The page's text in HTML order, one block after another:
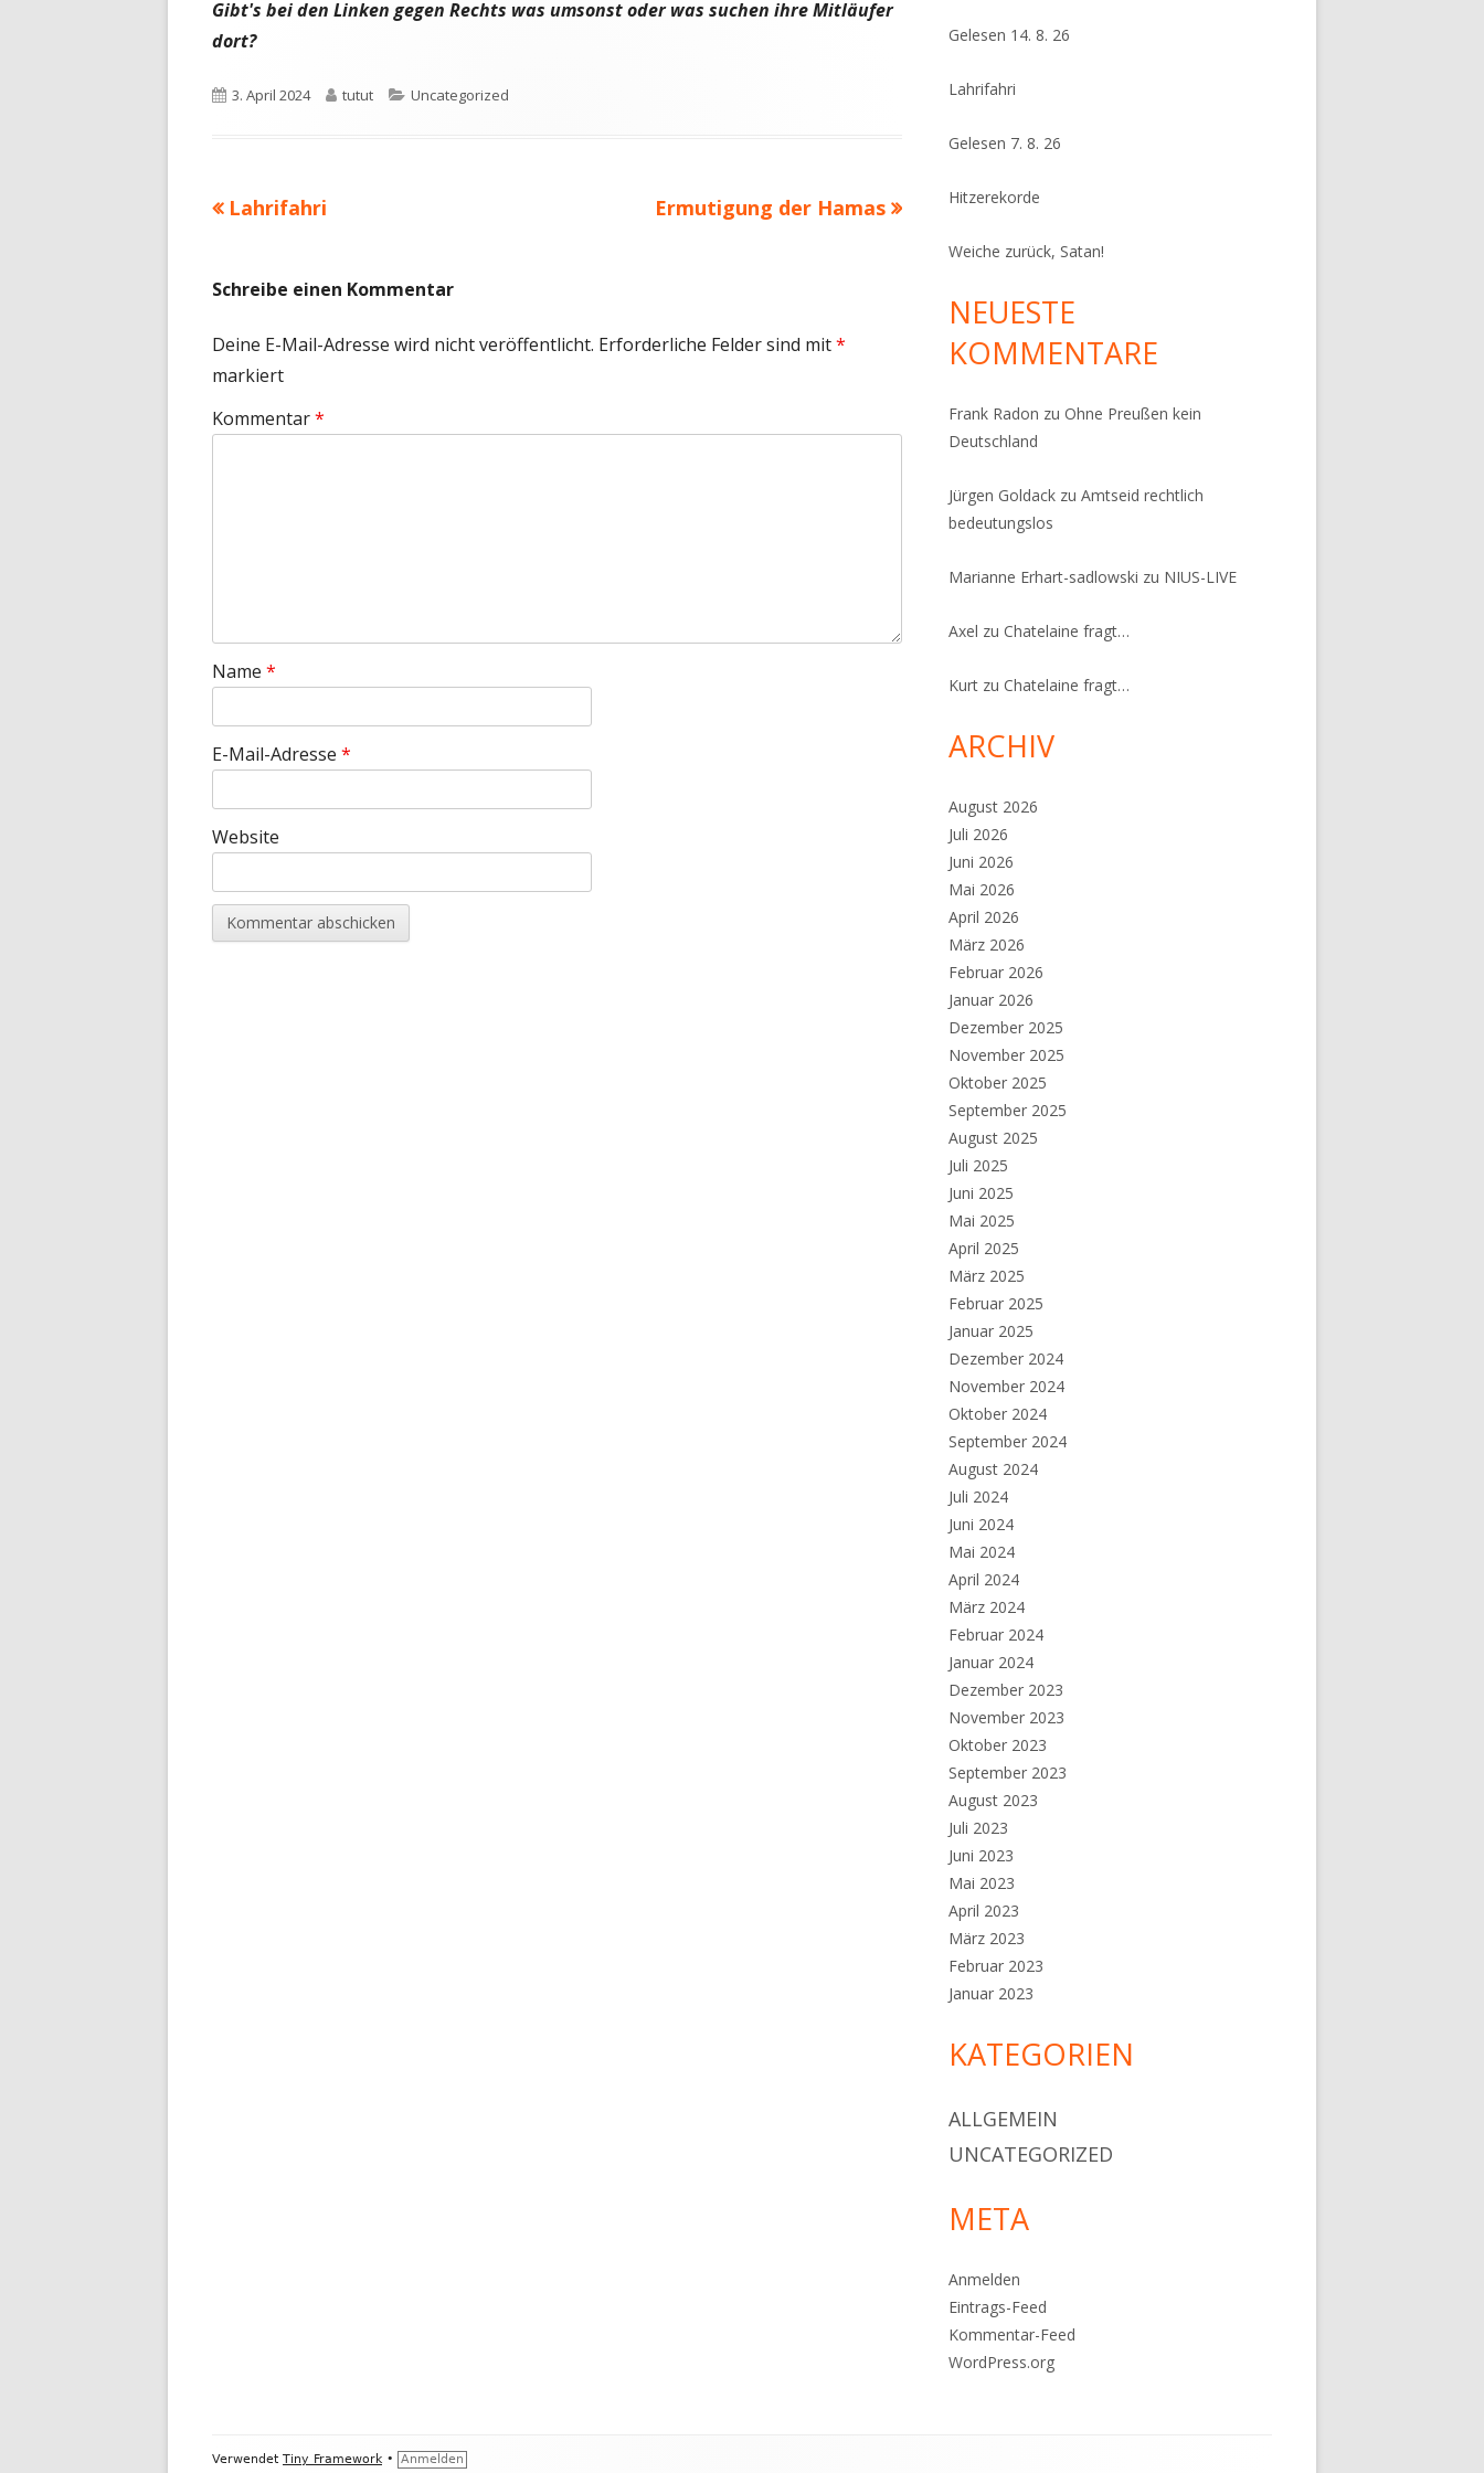
Gibt's bei den Linken gegen Rechts was umsonst oder was suchen ihre Mitläufer
dort?
Veröffentlicht
3. April 2024 Autor
tutut Kategorien
Uncategorized
Beitragsnavigation
Vorheriger
Lahrifahri
Nächster
Ermutigung der Hamas
Schreibe einen Kommentar
Deine E-Mail-Adresse wird nicht veröffentlicht. Erforderliche Felder sind mit*
markiert
Kommentar*
Name *
E-Mail-Adresse *
Website
Gelesen 14. 8. 26
Lahrifahri
Gelesen 7. 8. 26
Hitzerekorde
Weiche zurück, Satan!
NEUESTE
KOMMENTARE
Frank Radon zuOhne Preußen kein
Deutschland
Jürgen Goldack zuAmtseid rechtlich
bedeutungslos
Marianne Erhart-sadlowski zu NIUS-LIVE
Axel zuChatelaine fragt…
Kurt zuChatelaine fragt…
ARCHIV
August 2026
Juli 2026
Juni 2026
Mai 2026
April 2026
März 2026
Februar 2026
Januar 2026
Dezember 2025
November 2025
Oktober 2025
September 2025
August 2025
Juli 2025
Juni 2025
Mai 2025
April 2025
März 2025
Februar 2025
Januar 2025
Dezember 2024
November 2024
Oktober 2024
September 2024
August 2024
Juli 2024
Juni 2024
Mai 2024
April 2024
März 2024
Februar 2024
Januar 2024
Dezember 2023
November 2023
Oktober 2023
September 2023
August 2023
Juli 2023
Juni 2023
Mai 2023
April 2023
März 2023
Februar 2023
Januar 2023
KATEGORIEN
ALLGEMEIN
UNCATEGORIZED
META
Anmelden
Eintrags-Feed
Kommentar-Feed
WordPress.org
Footer
Verwendet Tiny Framework • Anmelden